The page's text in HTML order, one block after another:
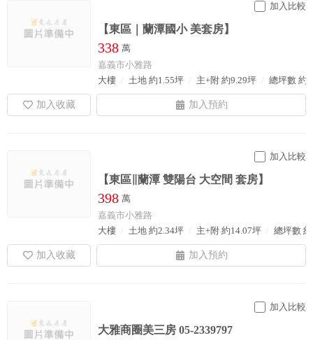
加入比較
【東區｜蘭潭國小 美套房】
338 萬
嘉義市小雅路
大樓
土地 約1.55坪 主+附 約9.29坪 總坪數 約
加入比較
【東區∥蘭潭 雙陽台 大空間 套房】
398 萬
嘉義市小雅路
大樓
土地 約2.34坪 主+附 約14.07坪 總坪數
加入比較
大雅商圈美三房 05-2339797